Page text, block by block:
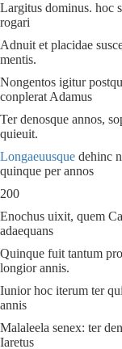
Largitus dominus. hoc
rogari
Adnuit et placidae
mentis.
Nongentos igitur
conplerat Adamus
Ter denosque annos,
quieuit.
Longaeuusque dehinc
quinque per annos
200
Enochus uixit, quem
adaequans
Quinque fuit tantum
longior annis.
Iunior hoc iterum ter
annis
Malaleela senex: ter
Iaretus